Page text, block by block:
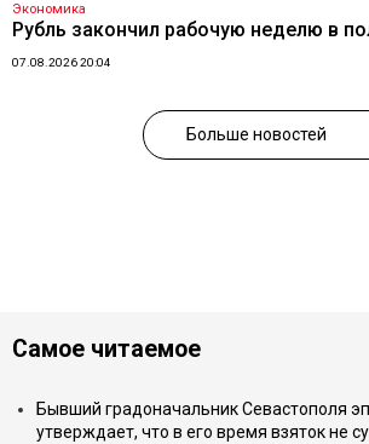
Экономика
Рубль закончил рабочую неделю в
07.08.2026 20:04
Больше новостей
Самое читаемое
Бывший градоначальник Севастополя
утверждает, что в его время взяток не